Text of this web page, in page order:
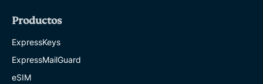
Productos
ExpressKeys
ExpressMailGuard
eSIM